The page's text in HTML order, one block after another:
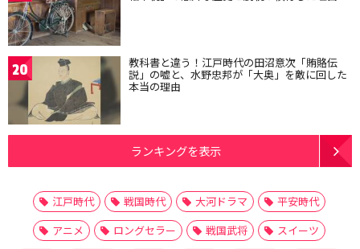
20 教科書と違う！江戸時代の田沼意次「賄賂伝
説」の嘘と、水野忠邦が「大奥」を敵に回した
本当の理由
ランキングを表示
江戸時代 戦国時代 大河ドラマ
平安時代
アニメ
ロングセラー 戦国武将
スイーツ